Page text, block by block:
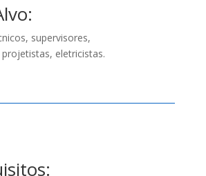
supervisores,
eletricistas.